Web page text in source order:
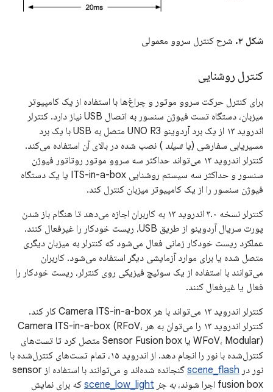
شکل ۳. شرح کنترل سروو معمولی
کنترل روشنایی
برای کنترل حرکت سروو موتور و چراغ‌ها با استفاده از یک کامپیوتر
میزبان، دستگاه تست فیوژن سنسور به اتصال USB نیاز دارد. کنترلر
اندروید ۱۳ از یک برد آردوینو UNO R3 متصل به USB با یک برد
مسیریابی سفارشی (یاشیلد ) نصب شده در بالای آن استفاده می‌کند.
کنترلر اندروید ۱۳ می‌تواند حداکثر سه سروو موتور روتاتور فیوژن
سنسور و حداکثر سه سیستم روشنایی ITS-in-a-box یا یک دستگاه
فیوژن سنسور را از یک کامپیوتر میزبان کنترل کند.
کنترلر نسخه ۳.۰ اندروید ۱۳ به کاربران اجازه می‌دهد تا هنگام باز شدن
پورت سریال آردوینو از طریق USB، ریست خودکار را غیرفعال کنند.
عملکرد ریست خودکار زمانی فعال می‌شود که کنترلر به میزبان دیگری
متصل شده یا برای موارد آزمایشی دیگر استفاده می‌شود. کاربران
می‌توانند با استفاده از یک سوئیچ فیزیکی روی کنترلر، ریست خودکار را
فعال یا غیرفعال کنند.
کنترلر اندروید ۱۳ می‌تواند با هر Camera ITS-in-a-box کار کند.
کنترلر اندروید ۱۳ را می‌توان به هر Camera ITS-in-a-box (RFoV،
WFoV، Modular) یا Sensor Fusion box متصل کرد تا تست‌های
کنترل‌شده با نور را انجام دهد. از اندروید ۱۵، تمام تست‌های کنترل‌شده با
نور در scene_flash
گنجانده شده‌اند و می‌توانند با استفاده از sensor
fusion box اجرا شوند،
به جز scene_low_light که برای نمایش